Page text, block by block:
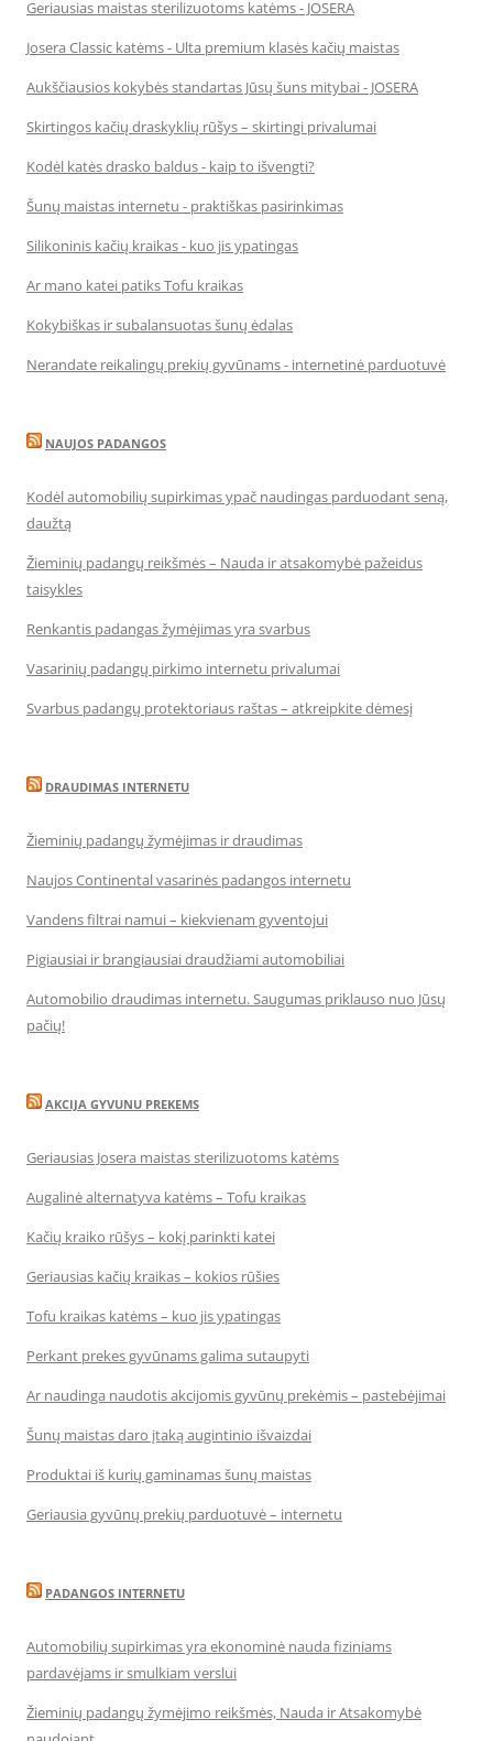
Geriausias maistas sterilizuotoms katėms - JOSERA
Josera Classic katėms - Ulta premium klasės kačių maistas
Aukščiausios kokybės standartas Jūsų šuns mitybai - JOSERA
Skirtingos kačių draskyklių rūšys – skirtingi privalumai
Kodėl katės drasko baldus - kaip to išvengti?
Šunų maistas internetu - praktiškas pasirinkimas
Silikoninis kačių kraikas - kuo jis ypatingas
Ar mano katei patiks Tofu kraikas
Kokybiškas ir subalansuotas šunų ėdalas
Nerandate reikalingų prekių gyvūnams - internetinė parduotuvė
NAUJOS PADANGOS
Kodėl automobilių supirkimas ypač naudingas parduodant seną,
daužtą
Žieminių padangų reikšmės – Nauda ir atsakomybė pažeidus
taisykles
Renkantis padangas žymėjimas yra svarbus
Vasarinių padangų pirkimo internetu privalumai
Svarbus padangų protektoriaus raštas – atkreipkite dėmesį
DRAUDIMAS INTERNETU
Žieminių padangų žymėjimas ir draudimas
Naujos Continental vasarinės padangos internetu
Vandens filtrai namui – kiekvienam gyventojui
Pigiausiai ir brangiausiai draudžiami automobiliai
Automobilio draudimas internetu. Saugumas priklauso nuo Jūsų
pačių!
AKCIJA GYVUNU PREKEMS
Geriausias Josera maistas sterilizuotoms katėms
Augalinė alternatyva katėms – Tofu kraikas
Kačių kraiko rūšys – kokį parinkti katei
Geriausias kačių kraikas – kokios rūšies
Tofu kraikas katėms – kuo jis ypatingas
Perkant prekes gyvūnams galima sutaupyti
Ar naudinga naudotis akcijomis gyvūnų prekėmis – pastebėjimai
Šunų maistas daro įtaką augintinio išvaizdai
Produktai iš kurių gaminamas šunų maistas
Geriausia gyvūnų prekių parduotuvė – internetu
PADANGOS INTERNETU
Automobilių supirkimas yra ekonominė nauda fiziniams
pardavėjams ir smulkiam verslui
Žieminių padangų žymėjimo reikšmės, Nauda ir Atsakomybė